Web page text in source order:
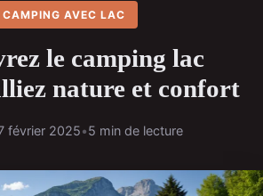
CAMPING AVEC LAC
le camping lac
nature et confort
février 2025•5 min de lecture